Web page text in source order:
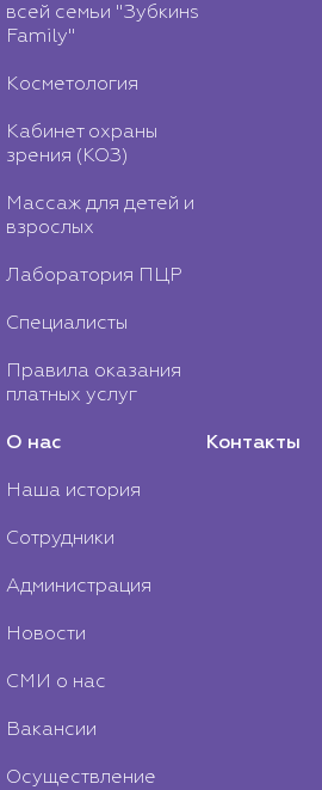
всей семьи "Зубкинs
Family"
Косметология
Кабинет охраны
зрения (КОЗ)
Массаж для детей и
взрослых
Лаборатория ПЦР
Специалисты
Правила оказания
платных услуг
О нас
Наша история
Сотрудники
Администрация
Новости
СМИ о нас
Вакансии
Осуществление
Контакты